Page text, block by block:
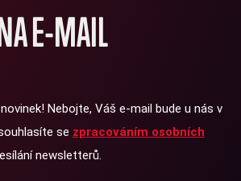
E-MAIL
Nebojte, Váš e-mail bude u nás v
se zpracováním osobních
newsletterů.